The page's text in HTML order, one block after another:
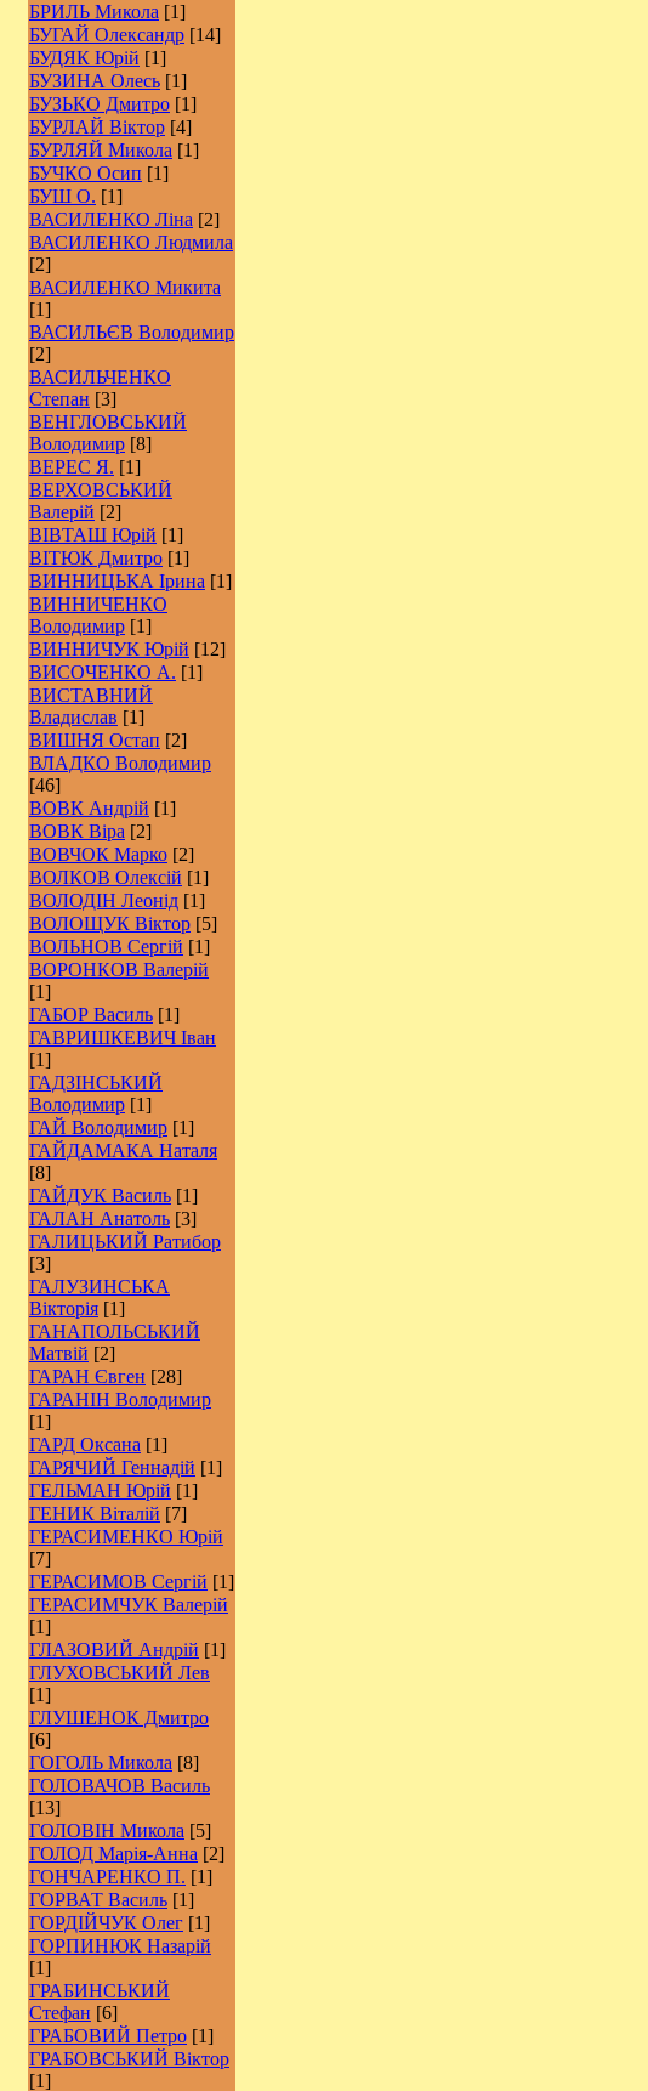
БРИЛЬ Микола [1]
БУГАЙ Олександр [14]
БУДЯК Юрій [1]
БУЗИНА Олесь [1]
БУЗЬКО Дмитро [1]
БУРЛАЙ Віктор [4]
БУРЛЯЙ Микола [1]
БУЧКО Осип [1]
БУШ О. [1]
ВАСИЛЕНКО Ліна [2]
ВАСИЛЕНКО Людмила
[2]
ВАСИЛЕНКО Микита
[1]
ВАСИЛЬЄВ Володимир
[2]
ВАСИЛЬЧЕНКО
Степан [3]
ВЕНГЛОВСЬКИЙ
Володимир [8]
ВЕРЕС Я. [1]
ВЕРХОВСЬКИЙ
Валерій [2]
ВІВТАШ Юрій [1]
ВІТЮК Дмитро [1]
ВИННИЦЬКА Ірина [1]
ВИННИЧЕНКО
Володимир [1]
ВИННИЧУК Юрій [12]
ВИСОЧЕНКО А. [1]
ВИСТАВНИЙ
Владислав [1]
ВИШНЯ Остап [2]
ВЛАДКО Володимир
[46]
ВОВК Андрій [1]
ВОВК Віра [2]
ВОВЧОК Марко [2]
ВОЛКОВ Олексій [1]
ВОЛОДІН Леонід [1]
ВОЛОЩУК Віктор [5]
ВОЛЬНОВ Сергій [1]
ВОРОНКОВ Валерій
[1]
ГАБОР Василь [1]
ГАВРИШКЕВИЧ Іван
[1]
ГАДЗІНСЬКИЙ
Володимир [1]
ГАЙ Володимир [1]
ГАЙДАМАКА Наталя
[8]
ГАЙДУК Василь [1]
ГАЛАН Анатоль [3]
ГАЛИЦЬКИЙ Ратибор
[3]
ГАЛУЗИНСЬКА
Вікторія [1]
ГАНАПОЛЬСЬКИЙ
Матвій [2]
ГАРАН Євген [28]
ГАРАНІН Володимир
[1]
ГАРД Оксана [1]
ГАРЯЧИЙ Геннадій [1]
ГЕЛЬМАН Юрій [1]
ГЕНИК Віталій [7]
ГЕРАСИМЕНКО Юрій
[7]
ГЕРАСИМОВ Сергій [1]
ГЕРАСИМЧУК Валерій
[1]
ГЛАЗОВИЙ Андрій [1]
ГЛУХОВСЬКИЙ Лев
[1]
ГЛУШЕНОК Дмитро
[6]
ГОГОЛЬ Микола [8]
ГОЛОВАЧОВ Василь
[13]
ГОЛОВІН Микола [5]
ГОЛОД Марія-Анна [2]
ГОНЧАРЕНКО П. [1]
ГОРВАТ Василь [1]
ГОРДІЙЧУК Олег [1]
ГОРПИНЮК Назарій
[1]
ГРАБИНСЬКИЙ
Стефан [6]
ГРАБОВИЙ Петро [1]
ГРАБОВСЬКИЙ Віктор
[1]